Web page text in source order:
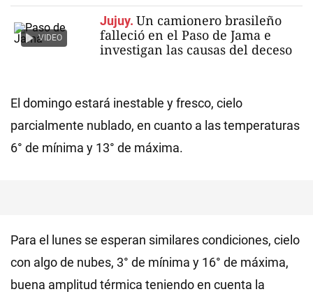
VIDEO
Jujuy. Un camionero brasileño
falleció en el Paso de Jama e
investigan las causas del deceso
El domingo estará inestable y fresco, cielo
parcialmente nublado, en cuanto a las temperaturas
6° de mínima y 13° de máxima.
Para el lunes se esperan similares condiciones, cielo
con algo de nubes, 3° de mínima y 16° de máxima,
buena amplitud térmica teniendo en cuenta la